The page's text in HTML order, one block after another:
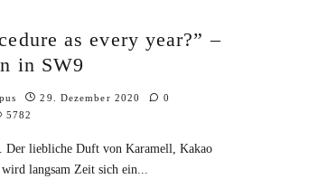
as every year?” –
in SW9
29. Dezember 2020
0
5782
Der liebliche Duft von Karamell, Kakao
langsam Zeit sich ein